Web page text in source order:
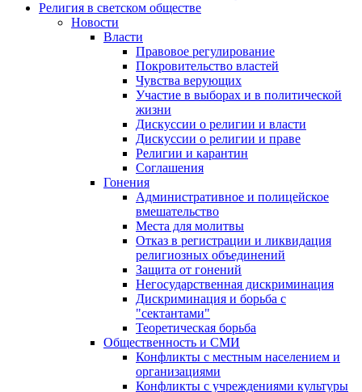
Религия в светском обществе
Новости
Власти
Правовое регулирование
Покровительство властей
Чувства верующих
Участие в выборах и в политической
жизни
Дискуссии о религии и власти
Дискуссии о религии и праве
Религии и карантин
Соглашения
Гонения
Административное и полицейское
вмешательство
Места для молитвы
Отказ в регистрации и ликвидация
религиозных объединений
Защита от гонений
Негосударственная дискриминация
Дискриминация и борьба с
"сектантами"
Теоретическая борьба
Общественность и СМИ
Конфликты с местным населением и
организациями
Конфликты с учреждениями культуры